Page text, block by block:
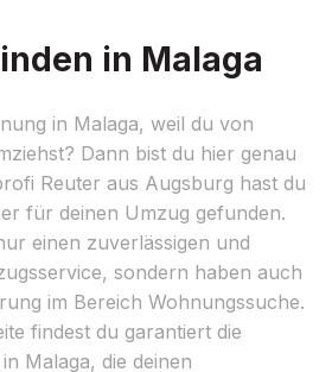
in Malaga
in Malaga, weil du von
Dann bist du hier genau
Reuter aus Augsburg hast du
für deinen Umzug gefunden.
einen zuverlässigen und
sondern haben auch
im Bereich Wohnungssuche.
findest du garantiert die
Malaga, die deinen